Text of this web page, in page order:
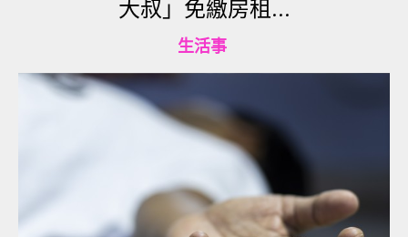
一位恰好在附近的心臟專家，在見到德弗蘭卡重摔
落地後，迅速衝過來為他急救，而其他現場目擊者
則立刻報警。儘管救護車緊急將德弗蘭卡送院搶
救，但這名39歲男子仍在送院後被證實不治身亡。
德弗蘭卡曾在悲劇發生前拍下一張自拍照，沒想到
這張照片竟成了他最後的絕命照。德弗蘭卡留下了
年輕的妻子與一對兒女。雖然警方在事發後便立刻
大叔」免繳房租...
生活事